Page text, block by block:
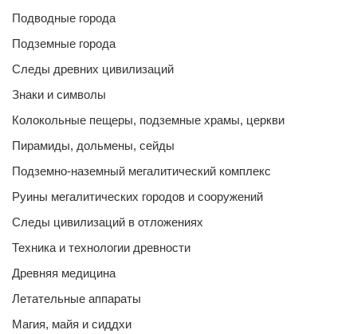
Подводные города
Подземные города
Следы древних цивилизаций
Знаки и символы
Колокольные пещеры, подземные храмы, церкви
Пирамиды, дольмены, сейды
Подземно-наземный мегалитический комплекс
Руины мегалитических городов и сооружений
Следы цивилизаций в отложениях
Техника и технологии древности
Древняя медицина
Летательные аппараты
Магия, майя и сиддхи